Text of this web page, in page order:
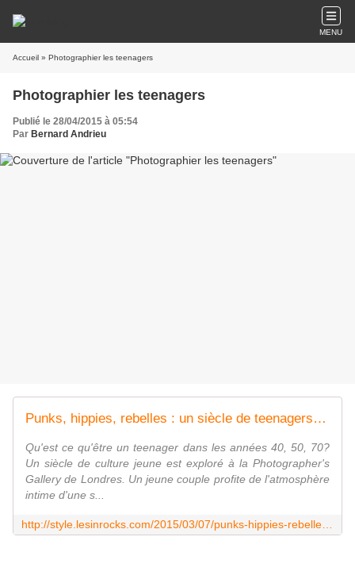
MENU
Accueil » Photographier les teenagers
Photographier les teenagers
Publié le 28/04/2015 à 05:54
Par Bernard Andrieu
Punks, hippies, rebelles : un siècle de teenagers en photos
Qu'est ce qu'être un teenager dans les années 40, 50, 70?
Un siècle de culture jeune est exploré à la Photographer's
Gallery de Londres. Un jeune couple profite de l'atmosphère
intime d'une s...